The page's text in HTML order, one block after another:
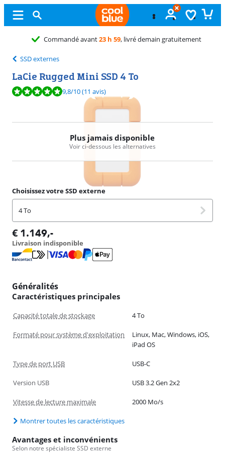
, livré demain gratuitement
SSD externes
LaCie Rugged Mini SSD 4 To
La note est de 9,8 sur 10, basée sur 11 avis.
9,8/10(11 avis)
Plus jamais disponible
Voir ci-dessous les alternatives
Choisissez votre SSD externe
4 To
€ 1.149,-
Livraison indisponible
Généralités
Caractéristiques principales
Capacité totale de stockage 4 To
Formaté pour système d'exploitation
Linux, Mac, Windows, iOS,
iPad OS
Type de port USB USB-C
Version USB USB 3.2 Gen 2x2
Vitesse de lecture maximale 2000 Mo/s
Montrer toutes les caractéristiques
Avantages et inconvénients
Selon notre spécialiste SSD externe